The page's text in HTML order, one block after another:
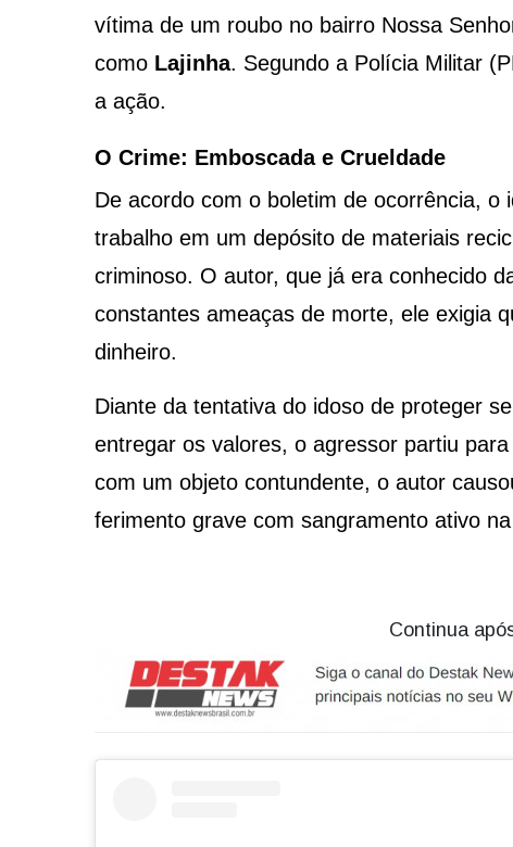
vítima de um roubo no bairro Nossa
como Lajinha. Segundo a Polícia Militar
a ação.
O Crime: Emboscada e Crueldade
De acordo com o boletim de ocorrência, o
trabalho em um depósito de materiais
criminoso. O autor, que já era conhecido
constantes ameaças de morte, ele exigia
dinheiro.
Diante da tentativa do idoso de proteger
entregar os valores, o agressor partiu
com um objeto contundente, o autor
ferimento grave com sangramento ativo
Continua